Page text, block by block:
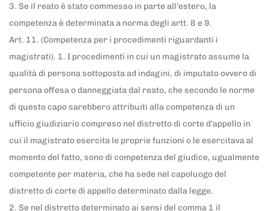
3. Se il reato è stato commesso in parte all’estero, la
competenza è determinata a norma degli artt. 8 e 9.
Art. 11. (Competenza per i procedimenti riguardanti i
magistrati). 1. I procedimenti in cui un magistrato assume la
qualità di persona sottoposta ad indagini, di imputato ovvero di
persona offesa o danneggiata dal reato, che secondo le norme
di questo capo sarebbero attribuiti alla competenza di un
ufficio giudiziario compreso nel distretto di corte d’appello in
cui il magistrato esercita le proprie funzioni o le esercitava al
momento del fatto, sono di competenza del giudice, ugualmente
competente per materia, che ha sede nel capoluogo del
distretto di corte di appello determinato dalla legge.
2. Se nel distretto determinato ai sensi del comma 1 il